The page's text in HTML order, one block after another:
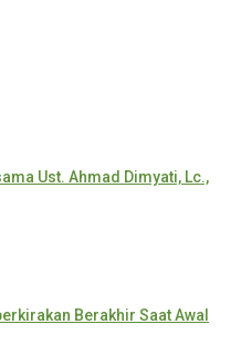
Ust. Ahmad Dimyati, Lc.,
Berakhir Saat Awal